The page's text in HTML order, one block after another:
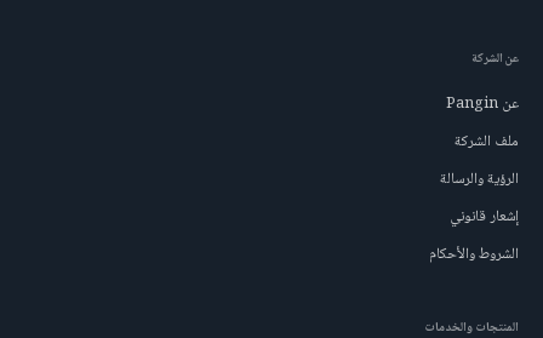
عن الشركة
عن Pangin
ملف الشركة
الرؤية والرسالة
إشعار قانوني
الشروط والأحكام
المنتجات والخدمات